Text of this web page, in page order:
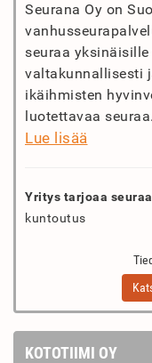
Seurana Oy on
seuraa
valtakunnallisesti
ikäihmisten
luotettavaa
Lue lisää
Yritys tarjoaa
kuntoutus
KOTOTIIMI OY